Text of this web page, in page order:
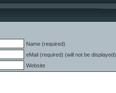
Name (required)
eMail (required) (will not be displayed)
Website